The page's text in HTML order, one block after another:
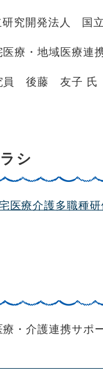
開発法人 国立
地域医療連携
藤 友子 氏
シ
医療介護多職種
・介護連携サポ